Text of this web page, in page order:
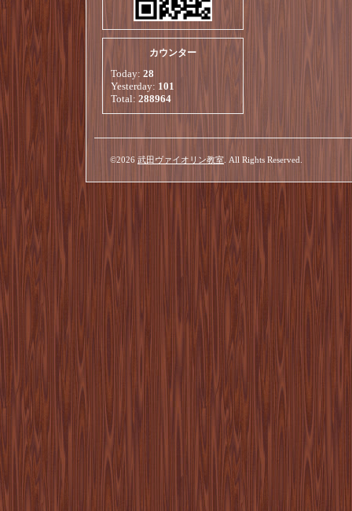
カウンター
Today: 28
Yesterday: 101
Total: 288964
©2026 武田ヴァイオリン教室 . All Rights Reserved.